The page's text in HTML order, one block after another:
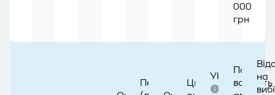
000
грн
ПередбаченоЦифровий
Україна
Повна
вартість
на